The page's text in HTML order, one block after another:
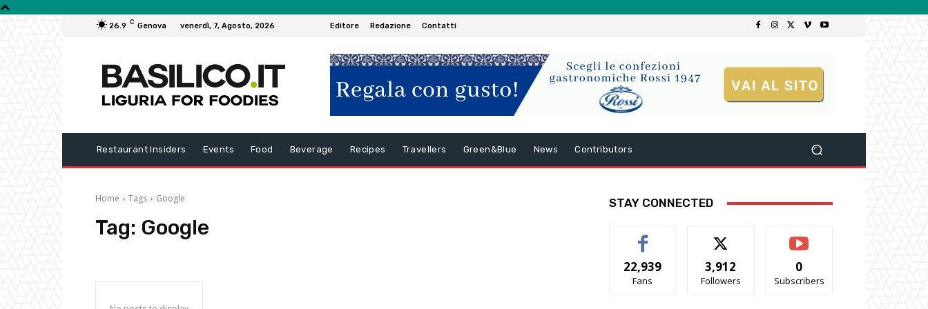
26.9 C Genova venerdì, 7, Agosto, 2026 Editore Redazione Contatti
Restaurant Insiders Events Food Beverage Recipes Travellers Green&Blue News Contributors
Home Tags Google
Tag: Google
STAY CONNECTED
22,939
Fans
3,912
Followers
0
Subscribers